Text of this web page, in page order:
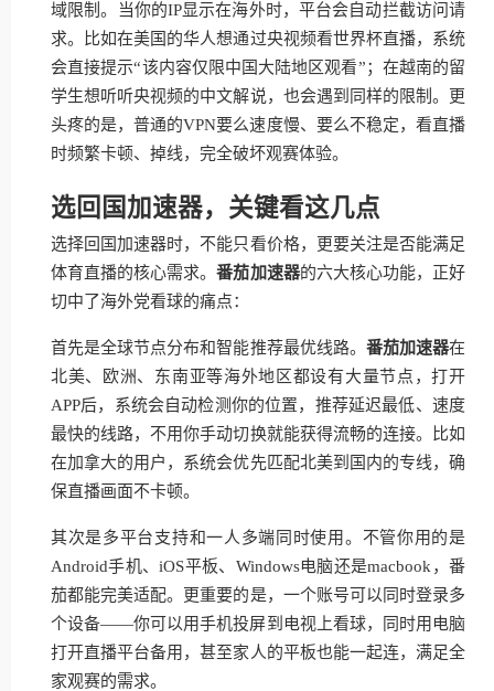
域限制。当你的IP显示在海外时，平台会自动拦截访问请
求。比如在美国的华人想通过央视频看世界杯直播，系统
会直接提示“该内容仅限中国大陆地区观看”；在越南的留
学生想听听央视频的中文解说，也会遇到同样的限制。更
头疼的是，普通的VPN要么速度慢、要么不稳定，看直播
时频繁卡顿、掉线，完全破坏观赛体验。
选回国加速器，关键看这几点
选择回国加速器时，不能只看价格，更要关注是否能满足
体育直播的核心需求。番茄加速器的六大核心功能，正好
切中了海外党看球的痛点：
首先是全球节点分布和智能推荐最优线路。 番茄加速器在
北美、欧洲、东南亚等海外地区都设有大量节点，打开
APP后，系统会自动检测你的位置，推荐延迟最低、速度
最快的线路，不用你手动切换就能获得流畅的连接。比如
在加拿大的用户，系统会优先匹配北美到国内的专线，确
保直播画面不卡顿。
其次是多平台支持和一人多端同时使用。不管你用的是
Android手机、iOS平板、Windows电脑还是macbook，番
茄都能完美适配。更重要的是，一个账号可以同时登录多
个设备——你可以用手机投屏到电视上看球，同时用电脑
打开直播平台备用，甚至家人的平板也能一起连，满足全
家观赛的需求。